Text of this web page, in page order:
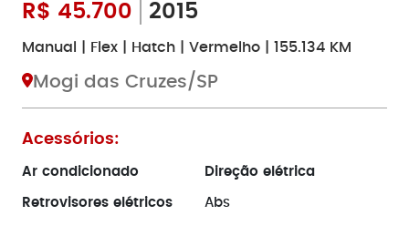
R$ 45.700 2015
Manual | Flex | Hatch | Vermelho | 155.134 KM
Mogi das Cruzes/SP
Acessórios:
Ar condicionado Direção elétrica
Retrovisores elétricos Abs